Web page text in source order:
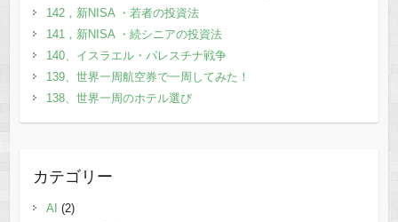
142，新NISA ・若者の投資法
141，新NISA ・続シニアの投資法
140、イスラエル・パレスチナ戦争
139、世界一周航空券で一周してみた！
138、世界一周のホテル選び
カテゴリー
AI (2)